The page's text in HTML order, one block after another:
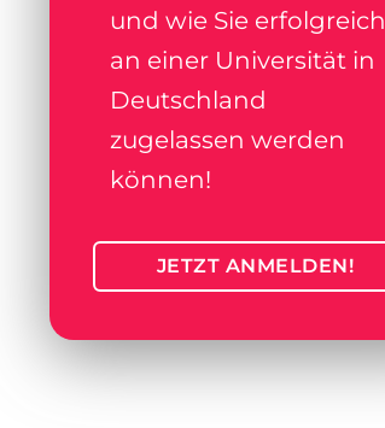
und wie Sie erfolgreich
an einer Universität in
Deutschland
zugelassen werden
können!
JETZT ANMELDEN!